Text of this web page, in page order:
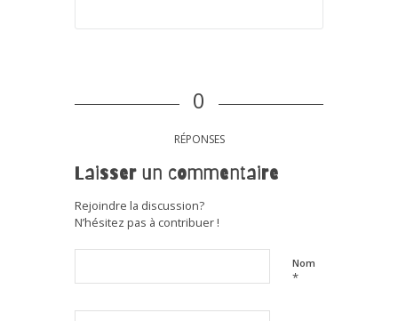
0
RÉPONSES
Laisser un commentaire
Rejoindre la discussion?
N’hésitez pas à contribuer !
Nom
*